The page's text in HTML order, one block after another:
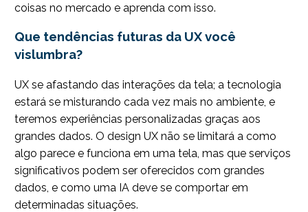
coisas no mercado e aprenda com isso.
Que tendências futuras da UX você
vislumbra?
UX se afastando das interações da tela; a tecnologia
estará se misturando cada vez mais no ambiente, e
teremos experiências personalizadas graças aos
grandes dados. O design UX não se limitará a como
algo parece e funciona em uma tela, mas que serviços
significativos podem ser oferecidos com grandes
dados, e como uma IA deve se comportar em
determinadas situações.